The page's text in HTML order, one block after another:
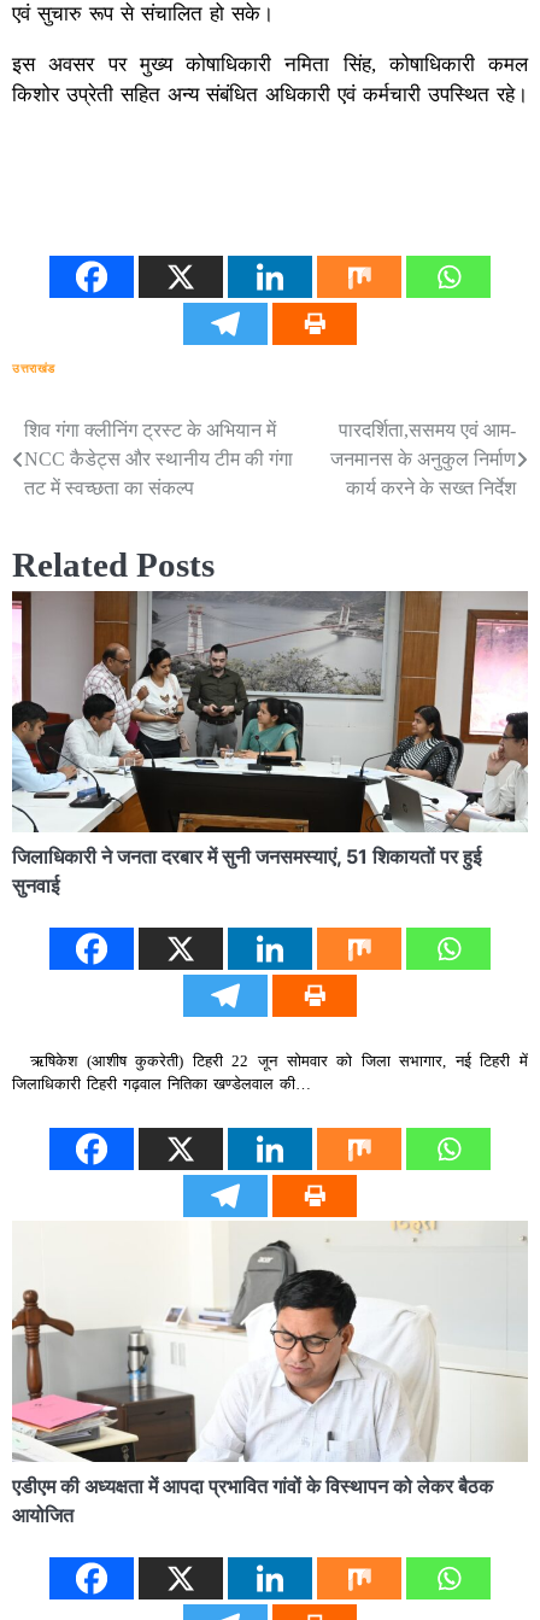
एवं सुचारु रूप से संचालित हो सके।
इस अवसर पर मुख्य कोषाधिकारी नमिता सिंह, कोषाधिकारी कमल
किशोर उप्रेती सहित अन्य संबंधित अधिकारी एवं कर्मचारी उपस्थित रहे।
उत्तराखंड
Post
navigation
शिव गंगा क्लीनिंग ट्रस्ट के अभियान में
NCC कैडेट्स और स्थानीय टीम की गंगा
तट में स्वच्छता का संकल्प
पारदर्शिता,ससमय एवं आम-
जनमानस के अनुकुल निर्माण
कार्य करने के सख्त निर्देश
Related Posts
जिलाधिकारी ने जनता दरबार में सुनी जनसमस्याएं, 51 शिकायतों पर हुई
सुनवाई
ऋषिकेश (आशीष कुकरेती) टिहरी 22 जून सोमवार को जिला सभागार, नई टिहरी में
जिलाधिकारी टिहरी गढ़वाल नितिका खण्डेलवाल की…
एडीएम की अध्यक्षता में आपदा प्रभावित गांवों के विस्थापन को लेकर बैठक
आयोजित